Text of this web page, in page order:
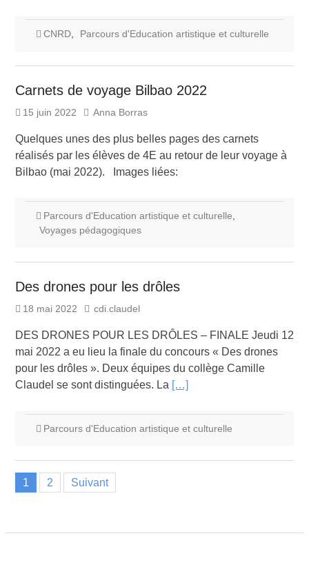
CNRD, Parcours d'Education artistique et culturelle
Carnets de voyage Bilbao 2022
15 juin 2022 Anna Borras
Quelques unes des plus belles pages des carnets
réalisés par les élèves de 4E au retour de leur voyage à
Bilbao (mai 2022). Images liées:
Parcours d'Education artistique et culturelle
Voyages pédagogiques
Des drones pour les drôles
18 mai 2022 cdi.claudel
DES DRONES POUR LES DRÔLES – FINALE Jeudi 12
mai 2022 a eu lieu la finale du concours « Des drones
pour les drôles ». Deux équipes du collège Camille
Claudel se sont distinguées. La […]
Parcours d'Education artistique et culturelle
Pagination
des
1 2 Suivant